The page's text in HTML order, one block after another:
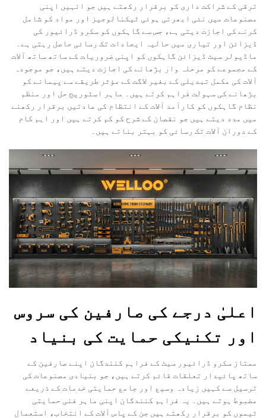
ترقی کے شراکت داری کو برقرار رکھتے ہیں جو انہیں اپنی
مصنوعات میں نئی ابھرتی ہوئی ٹیکنالوجیز اور مواد کو شامل
کرنے کی اجازت دیتی ہے، جس سے گاہکوں کو سکرو ڈرائیور کی
ڈیزائن اور تیاری میں حالیہ ایجادات تک رسائی حاصل رہتی ہے۔
ماڈیولر سیٹ ڈیزائن گاہکوں کو اپنی ضروریات کے ساتھ ساتھ آلات
کے مجموعے کو مرحلہ وار بڑھانے کی اجازت دیتے ہیں، جو موجودہ
آلات کی مکمل تبدیلی کے بغیر لاگت کے مؤثر طریقے سے پیمانے کو
بڑھانے کی سہولت فراہم کرتے ہیں۔ ماہر اسٹوریج حل اور منظم
نظام گاہکوں کو کارآمد آلات کے انتظام کی عادتیں برقرار رکھنے
میں مدد دیتے ہیں جو نقصان کے شرح کو کم کرتے ہیں اور اہم کام
کے دوران آلات تک رسائی کو بہتر بناتے ہیں۔
اعلیٰ درجے کی صارفین کی سروس
اور تکنیکی حمایت کی بنیاد
ممتاز سکرو ڈرائیور سیٹ کے فراہم کنندگان اپنے صارفین کے
ساتھ پائیدار تعلقات قائم کرتے ہیں، جو بنیادی مصنوعات کی
ترسیل سے کہیں زیادہ وسیع اور جامع حمایتی خدمات کے ذریعے
مضبوط ہوتے ہیں۔ یہ فراہم کنندگان اپنی ماہر فنی حمایتی
ٹیموں کو برقرار رکھتے ہیں جن کے پاس آلات کے انتخاب، استعمال